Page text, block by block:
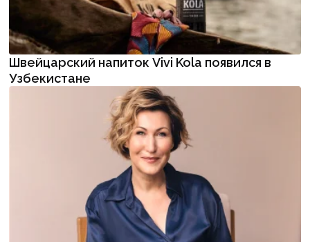
Швейцарский напиток Vivi Kola появился в
Узбекистане